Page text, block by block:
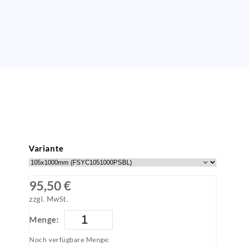
Variante
95,50 €
zzgl. MwSt.
Menge:
Noch verfügbare Menge: